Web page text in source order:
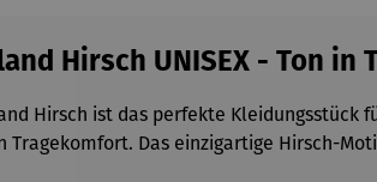
Hirsch UNISEX - Ton in
Hirsch ist das perfekte
Das einzigartige Hirsch-